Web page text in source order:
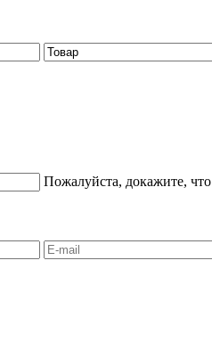
Пожалуйста, докажите,